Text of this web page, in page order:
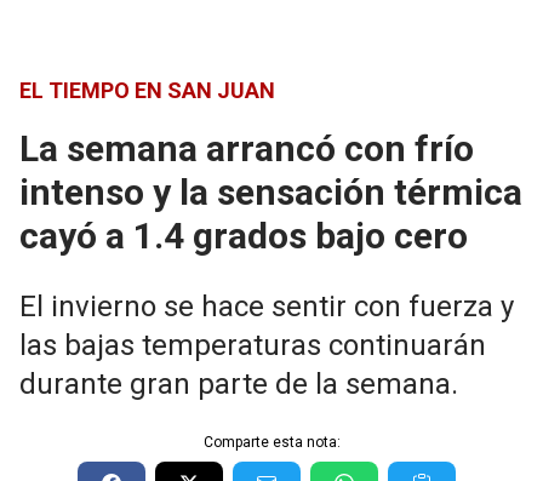
EL TIEMPO EN SAN JUAN
La semana arrancó con frío
intenso y la sensación térmica
cayó a 1.4 grados bajo cero
El invierno se hace sentir con fuerza y
las bajas temperaturas continuarán
durante gran parte de la semana.
Comparte esta nota: